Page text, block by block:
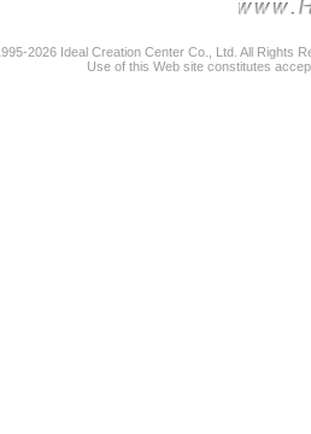
2026 Ideal Creation Center Co., Ltd. All Rights
Use of this Web site constitutes